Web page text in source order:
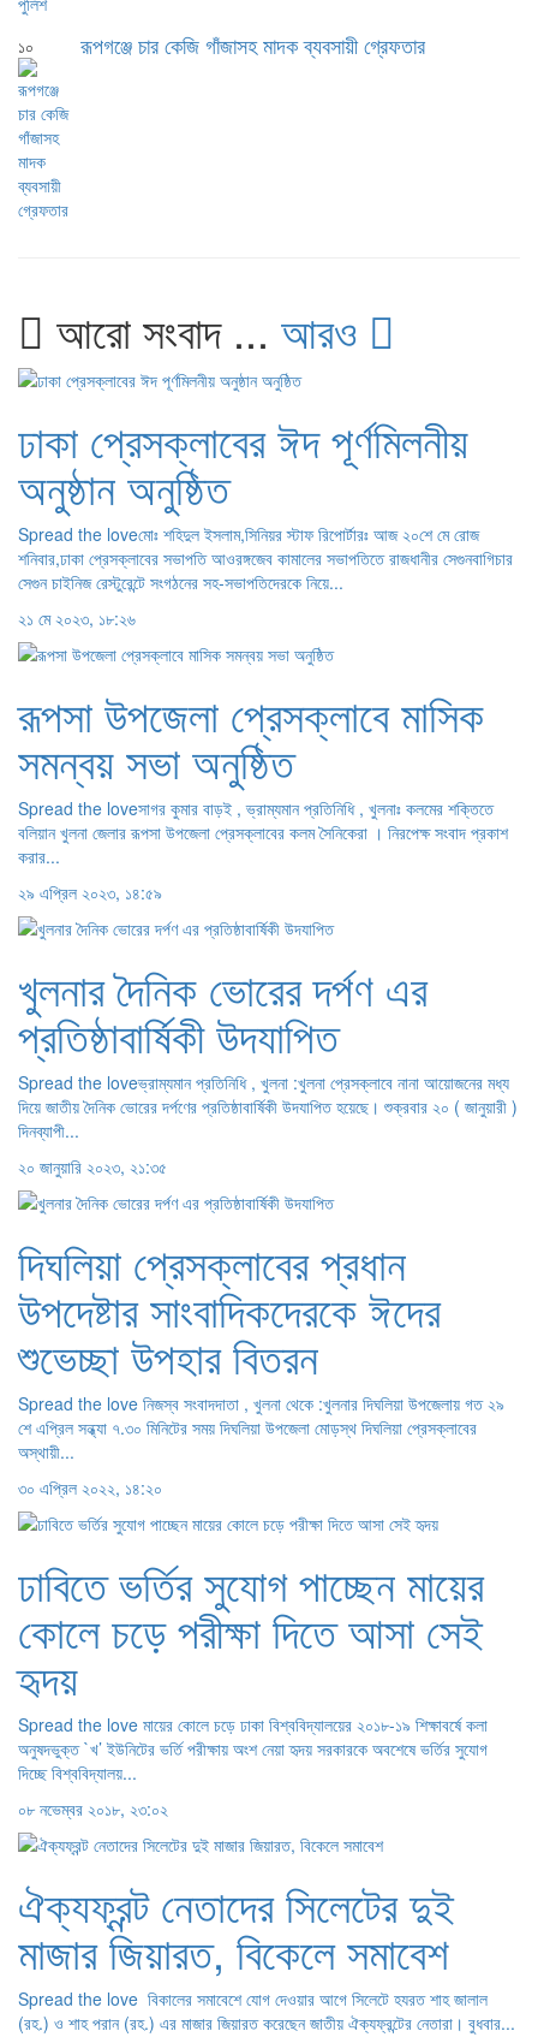
১০ রূপগঞ্জে চার কেজি গাঁজাসহ মাদক ব্যবসায়ী গ্রেফতার
আরো সংবাদ ... আরও
ঢাকা প্রেসক্লাবের ঈদ পূর্ণমিলনীয়
অনুষ্ঠান অনুষ্ঠিত
Spread the loveমোঃ শহিদুল ইসলাম,সিনিয়র স্টাফ রিপোর্টারঃ আজ ২০শে মে রোজ
শনিবার,ঢাকা প্রেসক্লাবের সভাপতি আওরঙ্গজেব কামালের সভাপতিতে রাজধানীর সেগুনবাগিচার
সেগুন চাইনিজ রেস্টুরেন্টে সংগঠনের সহ-সভাপতিদেরকে নিয়ে...
২১ মে ২০২৩, ১৮:২৬
রূপসা উপজেলা প্রেসক্লাবে মাসিক
সমন্বয় সভা অনুষ্ঠিত
Spread the loveসাগর কুমার বাড়ই , ভ্রাম্যমান প্রতিনিধি , খুলনাঃ কলমের শক্তিতে
বলিয়ান খুলনা জেলার রূপসা উপজেলা প্রেসক্লাবের কলম সৈনিকেরা । নিরপেক্ষ সংবাদ প্রকাশ
করার...
২৯ এপ্রিল ২০২৩, ১৪:৫৯
খুলনার দৈনিক ভোরের দর্পণ এর
প্রতিষ্ঠাবার্ষিকী উদযাপিত
Spread the loveভ্রাম্যমান প্রতিনিধি , খুলনা :খুলনা প্রেসক্লাবে নানা আয়োজনের মধ্য
দিয়ে জাতীয় দৈনিক ভোরের দর্পণের প্রতিষ্ঠাবার্ষিকী উদযাপিত হয়েছে। শুক্রবার ২০ ( জানুয়ারী )
দিনব্যাপী...
২০ জানুয়ারি ২০২৩, ২১:৩৫
দিঘলিয়া প্রেসক্লাবের প্রধান
উপদেষ্টার সাংবাদিকদেরকে ঈদের
শুভেচ্ছা উপহার বিতরন
Spread the love নিজস্ব সংবাদদাতা , খুলনা থেকে :খুলনার দিঘলিয়া উপজেলায় গত ২৯
শে এপ্রিল সন্ধ্যা ৭.৩০ মিনিটের সময় দিঘলিয়া উপজেলা মোড়স্থ দিঘলিয়া প্রেসক্লাবের
অস্থায়ী...
৩০ এপ্রিল ২০২২, ১৪:২০
ঢাবিতে ভর্তির সুযোগ পাচ্ছেন মায়ের
কোলে চড়ে পরীক্ষা দিতে আসা সেই
হৃদয়
Spread the love মায়ের কোলে চড়ে ঢাকা বিশ্ববিদ্যালয়ের ২০১৮-১৯ শিক্ষাবর্ষে কলা
অনুষদভুক্ত `খ’ ইউনিটের ভর্তি পরীক্ষায় অংশ নেয়া হৃদয় সরকারকে অবশেষে ভর্তির সুযোগ
দিচ্ছে বিশ্ববিদ্যালয়...
০৮ নভেম্বর ২০১৮, ২৩:০২
ঐক্যফ্রন্ট নেতাদের সিলেটের দুই
মাজার জিয়ারত, বিকেলে সমাবেশ
Spread the love বিকালের সমাবেশে যোগ দেওয়ার আগে সিলেটে হযরত শাহ জালাল
(রহ.) ও শাহ পরান (রহ.) এর মাজার জিয়ারত করেছেন জাতীয় ঐক্যফ্রন্টের নেতারা। বুধবার...